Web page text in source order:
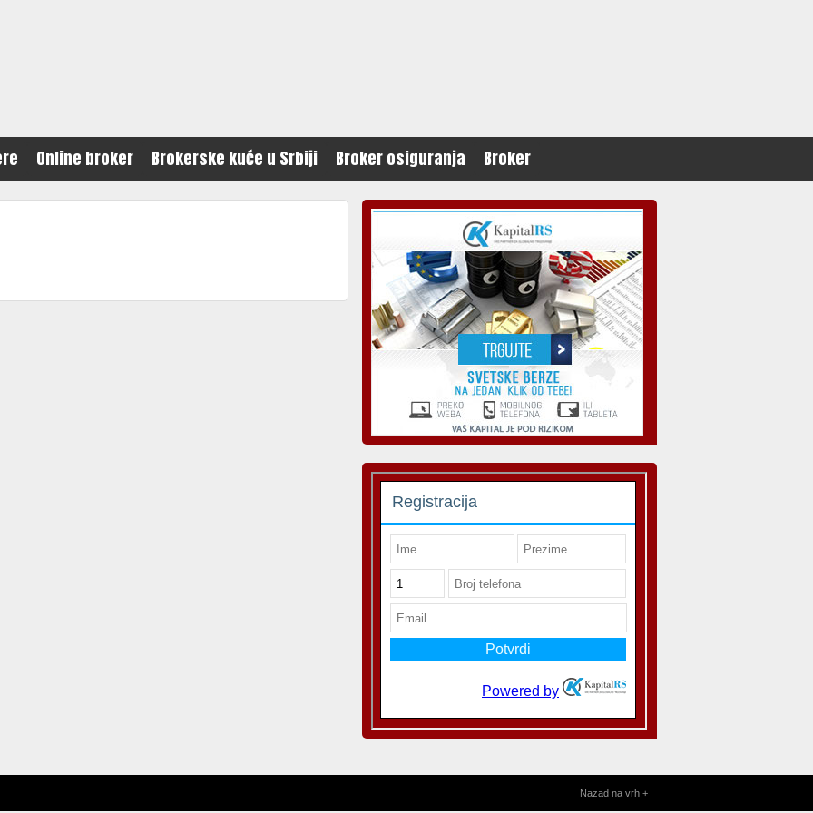
Online broker Brokerske kuće u Srbiji Broker osiguranja Broker
Nazad na vrh +